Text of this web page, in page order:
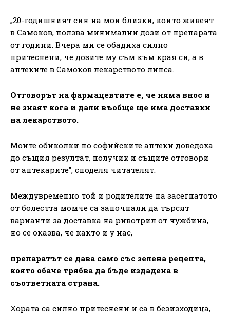
„20-годишният син на мои близки, които живеят
в Самоков, ползва минимални дози от препарата
от години. Вчера ми се обадиха силно
притеснени, че дозите му съм към края си, а в
аптеките в Самоков лекарството липса.
Отговорът на фармацевтите е, че няма внос и
не знаят кога и дали въобще ще има доставки
на лекарството.
Моите обиколки по софийските аптеки доведоха
до същия резултат, получих и същите отговори
от аптекарите”, споделя читателят.
Междувременно той и родителите на засегнатото
от болестта момче са започнали да търсят
варианти за доставка на ривотрил от чужбина,
но се оказва, че както и у нас,
препаратът се дава само със зелена рецепта,
която обаче трябва да бъде издадена в
съответната страна.
Хората са силно притеснени и са в безизходица,